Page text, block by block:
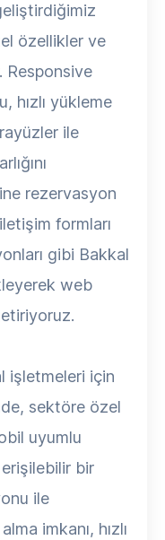
özellikler ve
Responsive
hızlı yükleme
ile
rezervasyon
formları
gibi Bakkal
web
işletmeleri için
sektöre özel
uyumlu
bir
ile
imkanı, hızlı